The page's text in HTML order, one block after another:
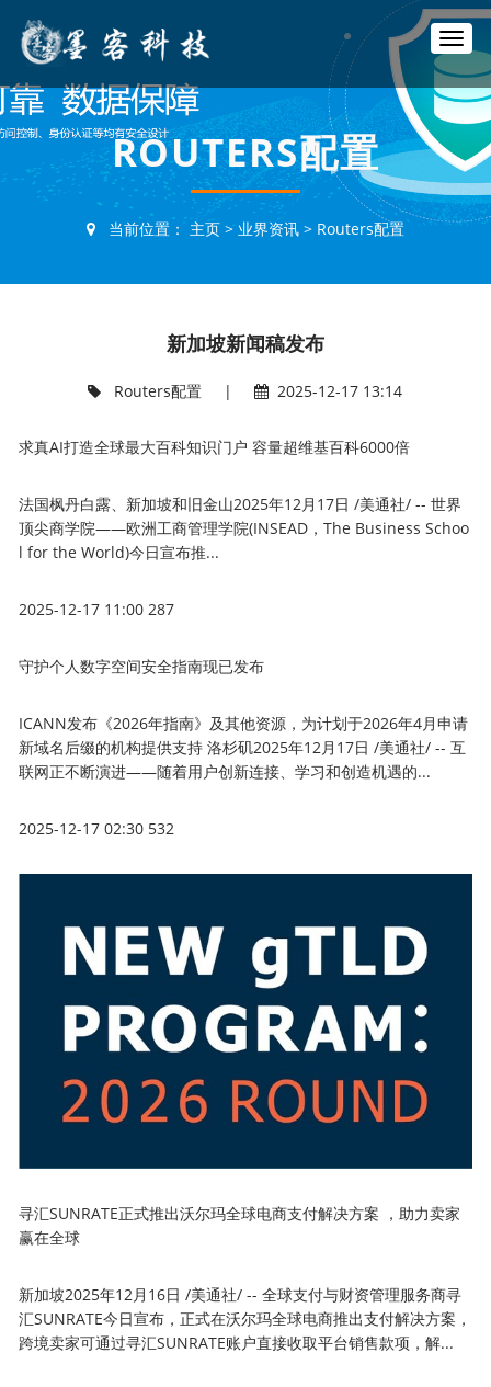
T
o
g
g
l
e
a
v
a
ROUTERS配置
当前位置： 主页> 业界资讯> Routers配置
新加坡新闻稿发布
Routers配置 | 2025-12-17 13:14
求真AI打造全球最大百科知识门户 容量超维基百科6000倍
法国枫丹白露、新加坡和旧金山2025年12月17日 /美通社/ -- 世界
顶尖商学院——欧洲工商管理学院(INSEAD，The Business Schoo
l for the World)今日宣布推...
2025-12-17 11:00 287
守护个人数字空间安全指南现已发布
ICANN发布《2026年指南》及其他资源，为计划于2026年4月申请
新域名后缀的机构提供支持 洛杉矶2025年12月17日 /美通社/ -- 互
联网正不断演进——随着用户创新连接、学习和创造机遇的...
2025-12-17 02:30 532
寻汇SUNRATE正式推出沃尔玛全球电商支付解决方案 ，助力卖家
赢在全球
新加坡2025年12月16日 /美通社/ -- 全球支付与财资管理服务商寻
汇SUNRATE今日宣布，正式在沃尔玛全球电商推出支付解决方案，
跨境卖家可通过寻汇SUNRATE账户直接收取平台销售款项，解...